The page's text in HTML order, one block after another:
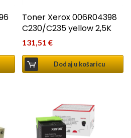
Toner Xerox 006R04398
C230/C235 yellow 2,5K
131,51€
Dodaj u košaricu